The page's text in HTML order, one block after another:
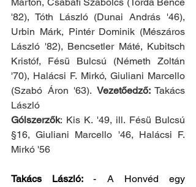
'82), Tóth László (Dunai András '46),
Urbin Márk, Pintér Dominik (Mészáros
László '82), Bencsetler Máté, Kubitsch
Kristóf, Fésü Bulcsú (Németh Zoltán
'70), Halácsi F. Mirkó, Giuliani Marcello
(Szabó Áron '63). Vezetőedző: Takács
László
Gólszerzők: Kis K. '49, ill. Fésü Bulcsú
§16, Giuliani Marcello '46, Halácsi F.
Mirkó '56
Takács László: - A Honvéd egy